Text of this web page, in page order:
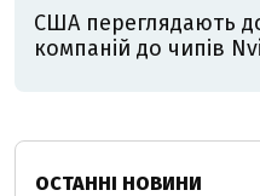
США переглядають
компаній до чипів
ОСТАННІ НОВИНИ